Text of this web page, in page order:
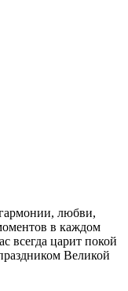
любви,
в каждом
всегда царит покой
Великой